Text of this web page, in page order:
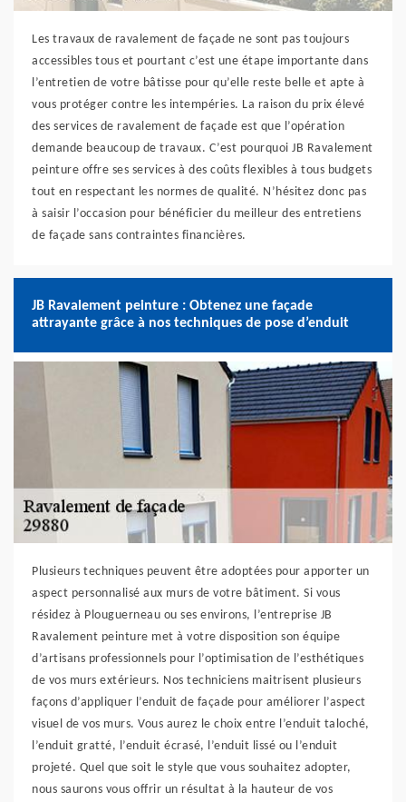
Les travaux de ravalement de façade ne sont pas toujours
accessibles tous et pourtant c’est une étape importante dans
l’entretien de votre bâtisse pour qu’elle reste belle et apte à
vous protéger contre les intempéries. La raison du prix élevé
des services de ravalement de façade est que l’opération
demande beaucoup de travaux. C’est pourquoi JB Ravalement
peinture offre ses services à des coûts flexibles à tous budgets
tout en respectant les normes de qualité. N’hésitez donc pas
à saisir l’occasion pour bénéficier du meilleur des entretiens
de façade sans contraintes financières.
JB Ravalement peinture : Obtenez une façade
attrayante grâce à nos techniques de pose d’enduit
Plusieurs techniques peuvent être adoptées pour apporter un
aspect personnalisé aux murs de votre bâtiment. Si vous
résidez à Plouguerneau ou ses environs, l’entreprise JB
Ravalement peinture met à votre disposition son équipe
d’artisans professionnels pour l’optimisation de l’esthétiques
de vos murs extérieurs. Nos techniciens maitrisent plusieurs
façons d’appliquer l’enduit de façade pour améliorer l’aspect
visuel de vos murs. Vous aurez le choix entre l’enduit taloché,
l’enduit gratté, l’enduit écrasé, l’enduit lissé ou l’enduit
projeté. Quel que soit le style que vous souhaitez adopter,
nous saurons vous offrir un résultat à la hauteur de vos